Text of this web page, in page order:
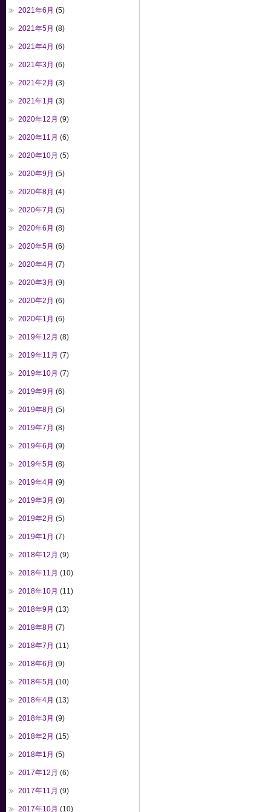
2021年6月 (5)
2021年5月 (8)
2021年4月 (6)
2021年3月 (6)
2021年2月 (3)
2021年1月 (3)
2020年12月 (9)
2020年11月 (6)
2020年10月 (5)
2020年9月 (5)
2020年8月 (4)
2020年7月 (5)
2020年6月 (8)
2020年5月 (6)
2020年4月 (7)
2020年3月 (9)
2020年2月 (6)
2020年1月 (6)
2019年12月 (8)
2019年11月 (7)
2019年10月 (7)
2019年9月 (6)
2019年8月 (5)
2019年7月 (8)
2019年6月 (9)
2019年5月 (8)
2019年4月 (9)
2019年3月 (9)
2019年2月 (5)
2019年1月 (7)
2018年12月 (9)
2018年11月 (10)
2018年10月 (11)
2018年9月 (13)
2018年8月 (7)
2018年7月 (11)
2018年6月 (9)
2018年5月 (10)
2018年4月 (13)
2018年3月 (9)
2018年2月 (15)
2018年1月 (5)
2017年12月 (6)
2017年11月 (9)
2017年10月 (10)